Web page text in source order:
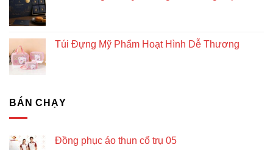
Túi Đựng Mỹ Phẩm Hoạt Hình Dễ Thương
BÁN CHẠY
Đồng phục áo thun cổ trụ 05